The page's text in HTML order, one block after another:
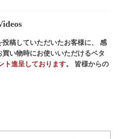
稿していただいたお客様に、 感
い物時にお使いいただけるベタ
ト進呈しております。
皆様からの